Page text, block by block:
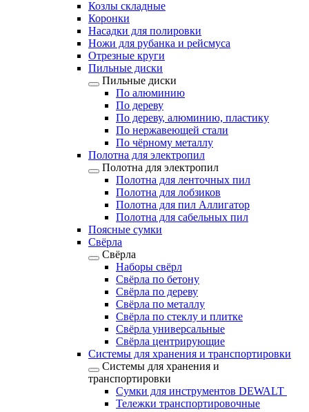
Козлы складные
Коронки
Насадки для полировки
Ножи для рубанка и рейсмуса
Отрезные круги
Пильные диски
Пильные диски
По алюминию
По дереву
По дереву, алюминию, пластику
По нержавеющей стали
По чёрному металлу
Полотна для электропил
Полотна для электропил
Полотна для ленточных пил
Полотна для лобзиков
Полотна для пил Аллигатор
Полотна для сабельных пил
Поясные сумки
Свёрла
Свёрла
Наборы свёрл
Свёрла по бетону
Свёрла по дереву
Свёрла по металлу
Свёрла по стеклу и плитке
Свёрла универсальные
Свёрла центрирующие
Системы для хранения и транспортировки
Системы для хранения и
транспортировки
Сумки для инструментов DEWALT
Тележки транспортировочные